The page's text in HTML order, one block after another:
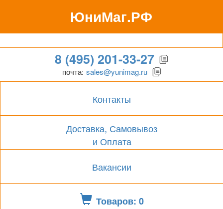
ЮниМаг.РФ
Гипермаркет для бизнеса
8 (495) 201-33-27
почта: sales@yunimag.ru
Контакты
Доставка, Самовывоз
и Оплата
Вакансии
Товаров: 0